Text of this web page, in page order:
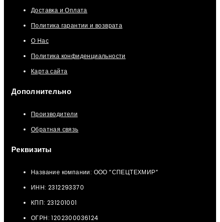
Доставка и Оплата
Политика гарантии и возврата
О Нас
Политика конфиденциальности
Карта сайта
Дополнительно
Производители
Обратная связь
Реквизиты
Название компании: ООО “СПЕЦТЕХМИР“
ИНН: 2312293370
КПП: 231201001
ОГРН: 1202300036124